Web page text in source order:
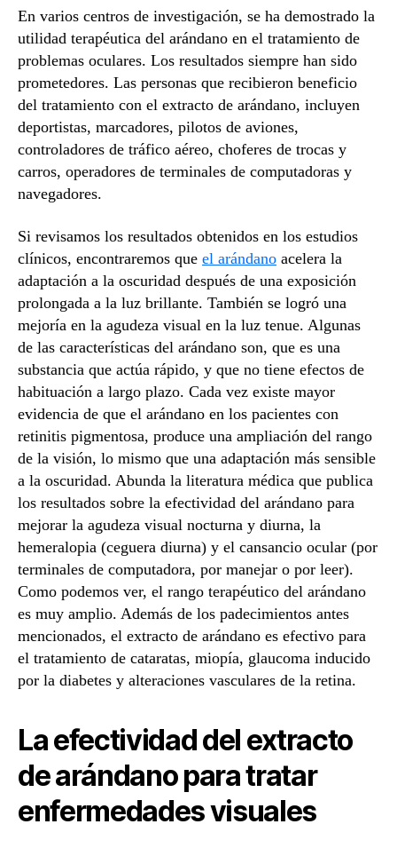
En varios centros de investigación, se ha demostrado la
utilidad terapéutica del arándano en el tratamiento de
problemas oculares. Los resultados siempre han sido
prometedores. Las personas que recibieron beneficio
del tratamiento con el extracto de arándano, incluyen
deportistas, marcadores, pilotos de aviones,
controladores de tráfico aéreo, choferes de trocas y
carros, operadores de terminales de computadoras y
navegadores.
Si revisamos los resultados obtenidos en los estudios
clínicos, encontraremos que el arándano acelera la
adaptación a la oscuridad después de una exposición
prolongada a la luz brillante. También se logró una
mejoría en la agudeza visual en la luz tenue. Algunas
de las características del arándano son, que es una
substancia que actúa rápido, y que no tiene efectos de
habituación a largo plazo. Cada vez existe mayor
evidencia de que el arándano en los pacientes con
retinitis pigmentosa, produce una ampliación del rango
de la visión, lo mismo que una adaptación más sensible
a la oscuridad. Abunda la literatura médica que publica
los resultados sobre la efectividad del arándano para
mejorar la agudeza visual nocturna y diurna, la
hemeralopia (ceguera diurna) y el cansancio ocular (por
terminales de computadora, por manejar o por leer).
Como podemos ver, el rango terapéutico del arándano
es muy amplio. Además de los padecimientos antes
mencionados, el extracto de arándano es efectivo para
el tratamiento de cataratas, miopía, glaucoma inducido
por la diabetes y alteraciones vasculares de la retina.
La efectividad del extracto
de arándano para tratar
enfermedades visuales